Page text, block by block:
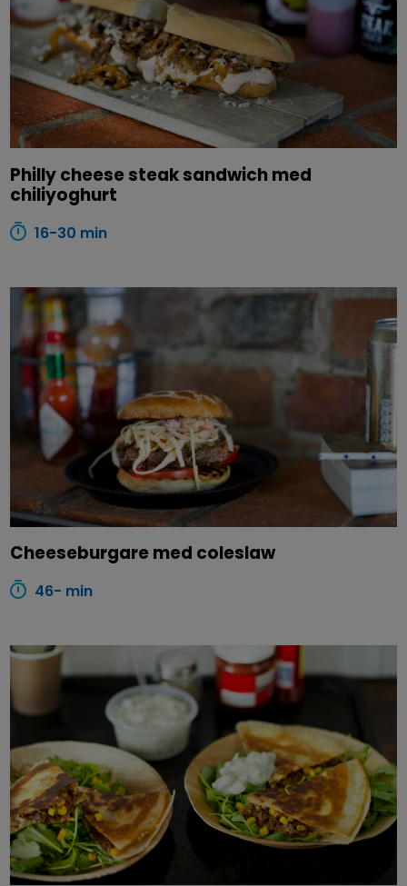
Philly cheese steak sandwich med
chiliyoghurt
16-30 min
Cheeseburgare med coleslaw
46- min